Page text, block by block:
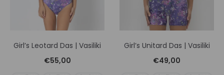
Girl’s Leotard Das | Vasiliki
€55,00
Girl’s Unitard Das | Vasiliki
€49,00